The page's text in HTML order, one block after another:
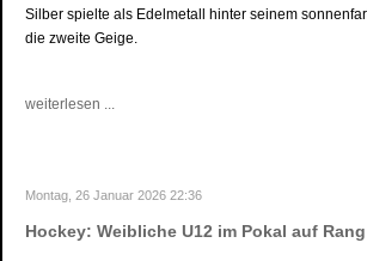
Silber spielte als Edelmetall hinter seinem
die zweite Geige.
weiterlesen ...
Montag, 26 Januar 2026 22:36
Hockey: Weibliche U12 im Pokal auf Rang